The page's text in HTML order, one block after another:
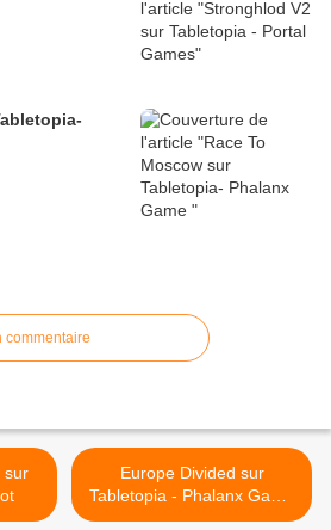
commentaire
Europe Divided sur
Tabletopia - Phalanx Game
- Kickstarter >